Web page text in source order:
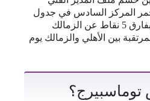
المركز السادس في جدول
الدوري برصيد 12 نقطة، بفارق 5 نقاط عن الزمالك
بين الأهلي والزمالك يوم